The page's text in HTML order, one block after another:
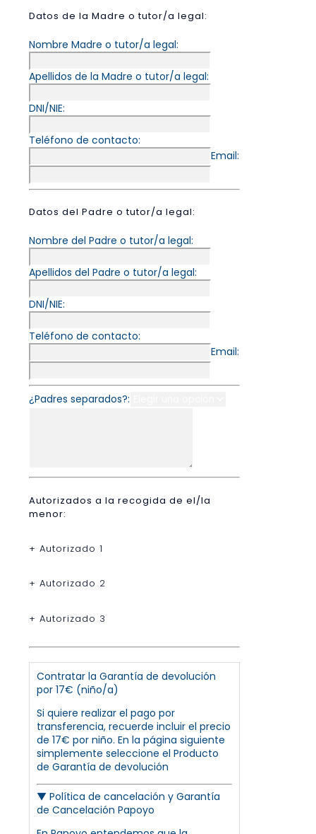
Datos de la Madre o tutor/a legal:
Nombre Madre o tutor/a legal:
Apellidos de la Madre o tutor/a legal:
DNI/NIE:
Teléfono de contacto:
Email:
Datos del Padre o tutor/a legal:
Nombre del Padre o tutor/a legal:
Apellidos del Padre o tutor/a legal:
DNI/NIE:
Teléfono de contacto:
Email:
¿Padres separados?:
Autorizados a la recogida de el/la
menor:
+ Autorizado 1
+ Autorizado 2
+ Autorizado 3
Contratar la Garantía de devolución
por 17€ (niño/a)
Si quiere realizar el pago por
transferencia, recuerde incluir el precio
de 17€ por niño. En la página siguiente
simplemente seleccione el Producto
de Garantía de devolución
▼ Política de cancelación y Garantía
de Cancelación Papoyo